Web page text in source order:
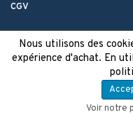
CGV
Nous utilisons des
expérience d'achat. En
Voir notre